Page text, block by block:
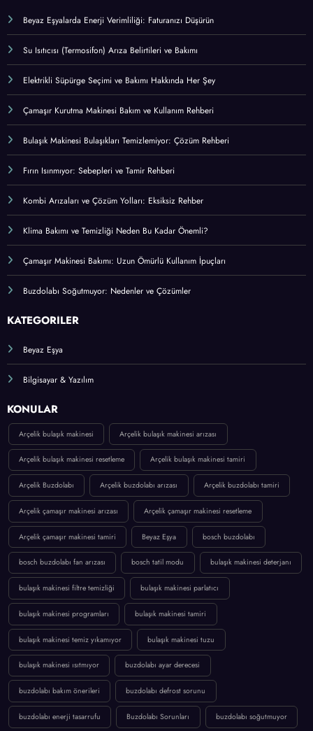
Gizlilik Politikası
Çerez Politikası
SON EKLENENLER
Beyaz Eşyalarda Enerji Verimliliği: Faturanızı Düşürün
Su Isıtıcısı (Termosifon) Arıza Belirtileri ve Bakımı
Elektrikli Süpürge Seçimi ve Bakımı Hakkında Her Şey
Çamaşır Kurutma Makinesi Bakım ve Kullanım Rehberi
Bulaşık Makinesi Bulaşıkları Temizlemiyor: Çözüm Rehberi
Fırın Isınmıyor: Sebepleri ve Tamir Rehberi
Kombi Arızaları ve Çözüm Yolları: Eksiksiz Rehber
Buzdolabı Soğutmuyor: Nedenler ve Çözümler
Beyaz Eşya
Bilgisayar & Yazılım
KONULAR
Arçelik bulaşık makinesi Arçelik bulaşık makinesi arızası
Arçelik bulaşık makinesi resetleme Arçelik bulaşık makinesi tamiri
Arçelik Buzdolabı Arçelik buzdolabı arızası Arçelik buzdolabı tamiri
Arçelik çamaşır makinesi arızası Arçelik çamaşır makinesi resetleme
Arçelik çamaşır makinesi tamiri Beyaz Eşya bosch buzdolabı
bosch buzdolabı fan arızası bosch tatil modu bulaşık makinesi deterjanı
bulaşık makinesi filtre temizliği bulaşık makinesi parlatıcı
bulaşık makinesi programları bulaşık makinesi tamiri
bulaşık makinesi temiz yıkamıyor bulaşık makinesi tuzu